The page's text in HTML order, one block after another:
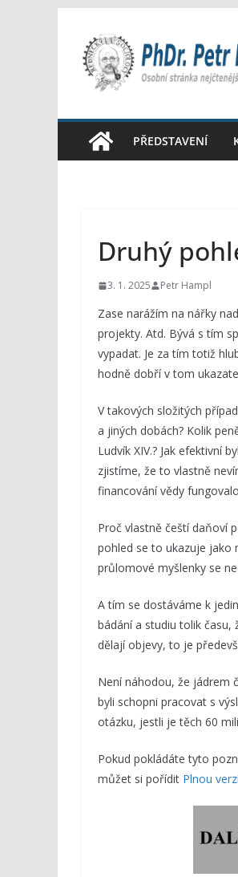
obsah
PŘEDSTAVENÍ
Druhý
3. 1. 2025 Petr Hampl
Zase narážím na nářky
projekty. Atd. Bývá s tím
vypadat. Je za tím totiž
hodně dobří v tom
V takových složitých
a jiných dobách? Kolik
Ludvík XIV.? Jak efektivní
zjistíme, že to vlastně
financování vědy
Proč vlastně čeští daňoví
pohled se to ukazuje jako
průlomové myšlenky se
A tím se dostáváme k
bádání a studiu tolik času,
dělají objevy, to je
Není náhodou, že jádrem
byli schopni pracovat s
otázku, jestli je těch 60
Pokud pokládáte tyto
můžet si pořídit Plnou